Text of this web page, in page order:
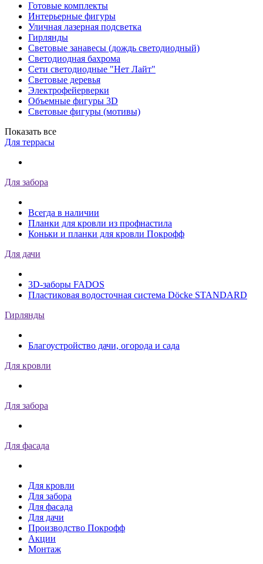
Готовые комплекты
Интерьерные фигуры
Уличная лазерная подсветка
Гирлянды
Световые занавесы (дождь светодиодный)
Светодиодная бахрома
Сети светодиодные "Нет Лайт"
Световые деревья
Электрофейерверки
Объемные фигуры 3D
Световые фигуры (мотивы)
Показать все
Для террасы
Для забора
Всегда в наличии
Планки для кровли из профнастила
Коньки и планки для кровли Покрофф
Для дачи
3D-заборы FADOS
Пластиковая водосточная система Döcke STANDARD
Гирлянды
Благоустройство дачи, огорода и сада
Для кровли
Для забора
Для фасада
Для кровли
Для забора
Для фасада
Для дачи
Производство Покрофф
Акции
Монтаж